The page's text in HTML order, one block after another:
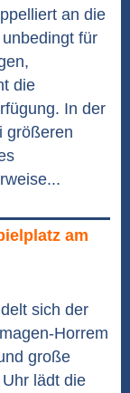
an die
für
die
In der
größeren
am
sich der
Horrem
große
lädt die